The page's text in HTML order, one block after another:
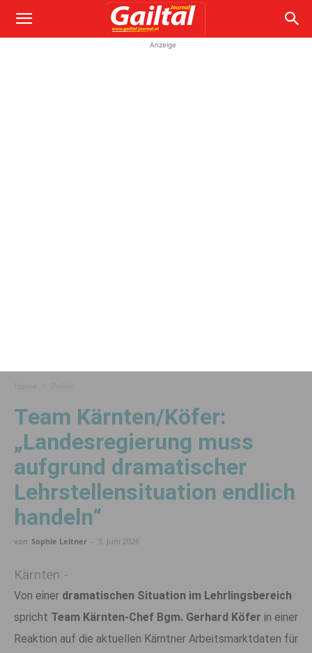
Anzeige
Team Kärnten/Köfer:
„Landesregierung muss
aufgrund dramatischer
Lehrstellensituation endlich
handeln“
von Sophie Leitner - 5. Juni 2026
Kärnten -
Von einer dramatischen Situation im Lehrlingsbereich
spricht Team Kärnten-Chef Bgm. Gerhard Köfer in einer
Reaktion auf die aktuellen Kärntner Arbeitsmarktdaten für